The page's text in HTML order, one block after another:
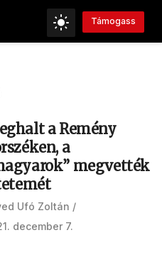
Támogass
a Remény
a
megvették
Ufó Zoltán
december 7.